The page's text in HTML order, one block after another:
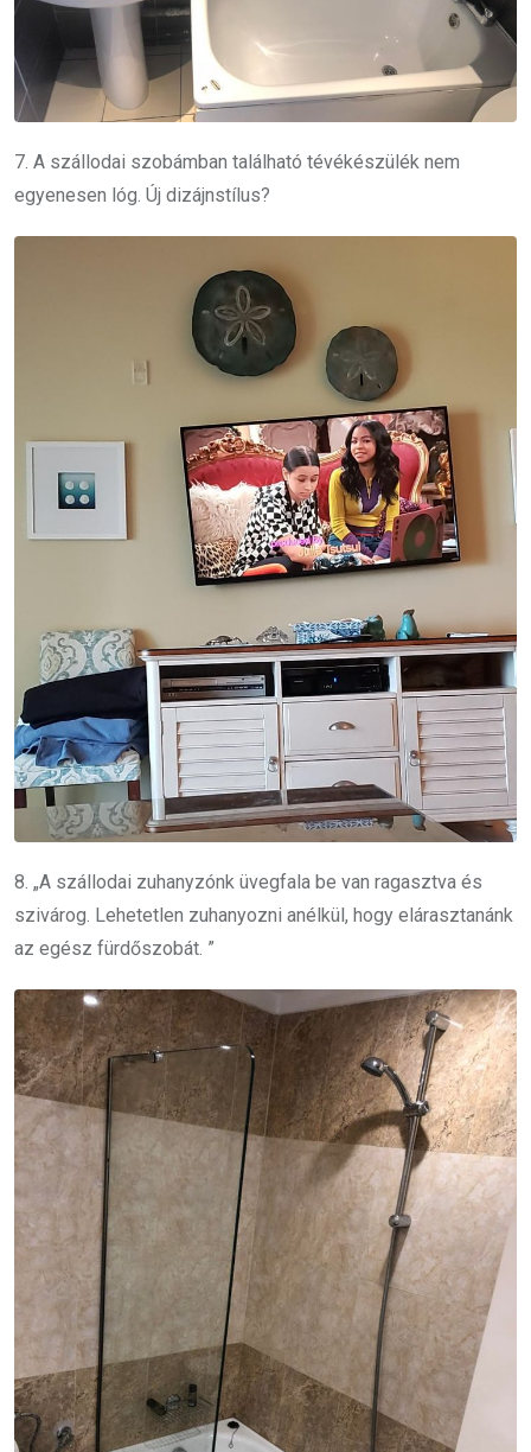
7. A szállodai szobámban található tévékészülék nem
egyenesen lóg. Új dizájnstílus?
8. „A szállodai zuhanyzónk üvegfala be van ragasztva és
szivárog. Lehetetlen zuhanyozni anélkül, hogy elárasztanánk
az egész fürdőszobát. ”